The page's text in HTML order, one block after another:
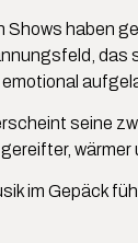
Shows haben
das
seine
im Gepäck